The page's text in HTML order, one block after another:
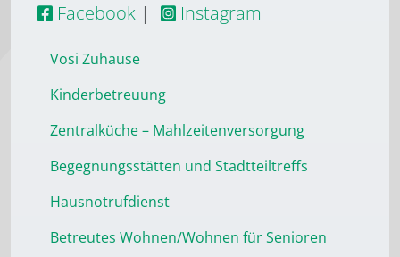
Facebook | Instagram
Vosi Zuhause
Kinderbetreuung
Zentralküche – Mahlzeitenversorgung
Begegnungsstätten und Stadtteiltreffs
Hausnotrufdienst
Betreutes Wohnen/Wohnen für Senioren